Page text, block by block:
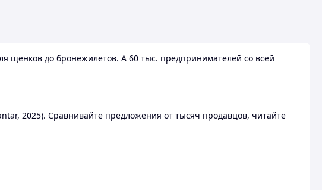
щенков до бронежилетов. А 60 тыс. предпринимателей со всей
2025). Сравнивайте предложения от тысяч продавцов, читайте